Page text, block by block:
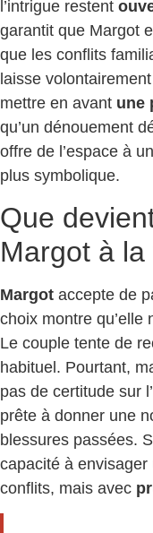
l’intrigue restent
garantit que Margot
que les conflits
laisse
mettre en avant une
qu’un dénouement
offre de l’espace à
plus symbolique.
Que
Margot à
Margot accepte de
choix montre qu’elle
Le couple tente de
habituel. Pourtant,
pas de certitude sur
prête à donner une
blessures passées.
capacité à
conflits, mais avec